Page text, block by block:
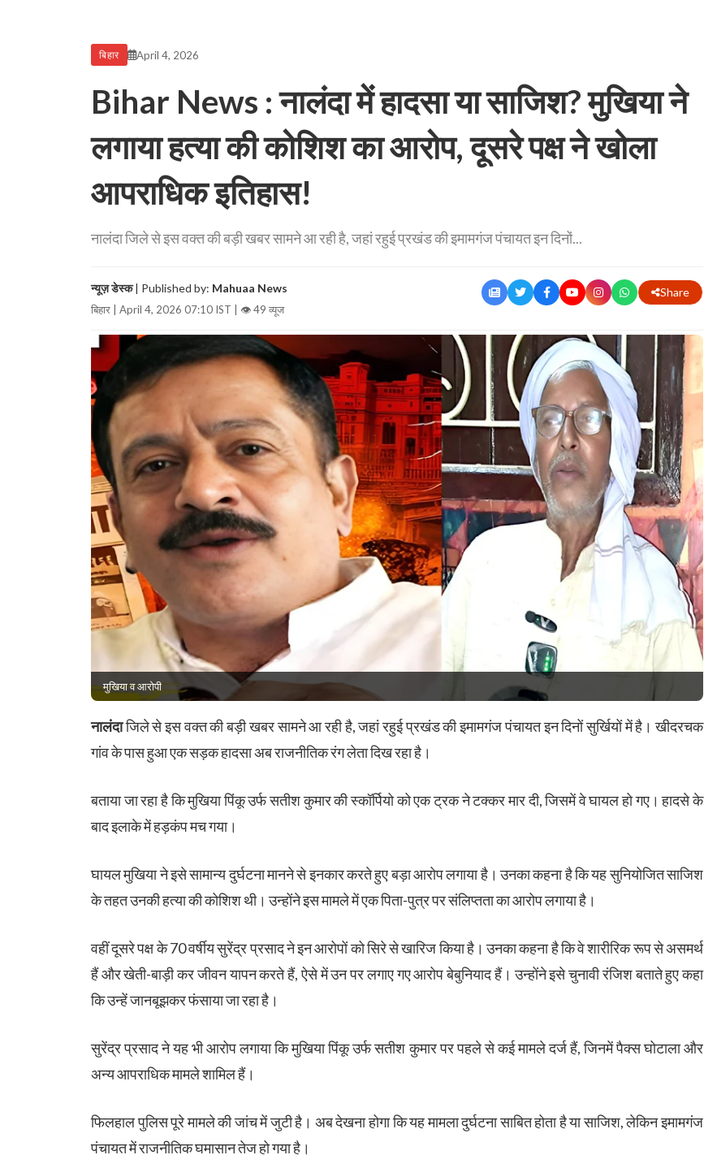
बिहार April 4, 2026
Bihar News : नालंदा में हादसा या साजिश? मुखिया ने
लगाया हत्या की कोशिश का आरोप, दूसरे पक्ष ने खोला
आपराधिक इतिहास!
नालंदा जिले से इस वक्त की बड़ी खबर सामने आ रही है, जहां रहुई प्रखंड की इमामगंज पंचायत इन दिनों...
न्यूज़ डेस्क| Published by: Mahuaa News
बिहार | April 4, 2026 07:10 IST | 👁 49 व्यूज
Share
मुखिया व आरोपी
नालंदाजिले से इस वक्त की बड़ी खबर सामने आ रही है, जहां रहुई प्रखंड की इमामगंज पंचायत इन दिनों सुर्खियों में है। खीदरचक
गांव के पास हुआ एक सड़क हादसा अब राजनीतिक रंग लेता दिख रहा है।
बताया जा रहा है कि मुखिया पिंकू उर्फ सतीश कुमार की स्कॉर्पियो को एक ट्रक ने टक्कर मार दी, जिसमें वे घायल हो गए। हादसे के
बाद इलाके में हड़कंप मच गया।
घायल मुखिया ने इसे सामान्य दुर्घटना मानने से इनकार करते हुए बड़ा आरोप लगाया है। उनका कहना है कि यह सुनियोजित साजिश
के तहत उनकी हत्या की कोशिश थी। उन्होंने इस मामले में एक पिता-पुत्र पर संलिप्तता का आरोप लगाया है।
वहीं दूसरे पक्ष के 70 वर्षीय सुरेंद्र प्रसाद ने इन आरोपों को सिरे से खारिज किया है। उनका कहना है कि वे शारीरिक रूप से असमर्थ
हैं और खेती-बाड़ी कर जीवन यापन करते हैं, ऐसे में उन पर लगाए गए आरोप बेबुनियाद हैं। उन्होंने इसे चुनावी रंजिश बताते हुए कहा
कि उन्हें जानबूझकर फंसाया जा रहा है।
सुरेंद्र प्रसाद ने यह भी आरोप लगाया कि मुखिया पिंकू उर्फ सतीश कुमार पर पहले से कई मामले दर्ज हैं, जिनमें पैक्स घोटाला और
अन्य आपराधिक मामले शामिल हैं।
फिलहाल पुलिस पूरे मामले की जांच में जुटी है। अब देखना होगा कि यह मामला दुर्घटना साबित होता है या साजिश, लेकिन इमामगंज
पंचायत में राजनीतिक घमासान तेज हो गया है।